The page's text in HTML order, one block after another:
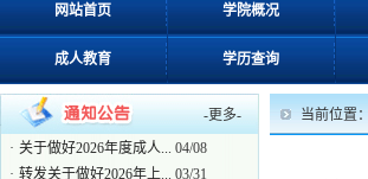
网站首页 学院概况
成人教育 学历查询
-更多-
关于做好2026年春季成...
· 关于转发《关于发布江... 06/12
关于转发我省《关于做...
· 关于评选2026届成人高... 06/03
关于公布我校2026年度...
05/14
关于做好2026年度成人...
04/08
转发关于做好2026年上... 03/31
当前位置：